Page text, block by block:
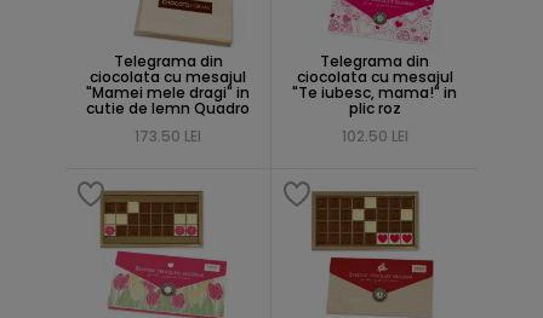
Telegrama din
ciocolata cu mesajul
"Mamei mele dragi" in
cutie de lemn Quadro
173.50 LEI
Telegrama din
ciocolata cu mesajul
"Te iubesc, mama!" in
plic roz
102.50 LEI